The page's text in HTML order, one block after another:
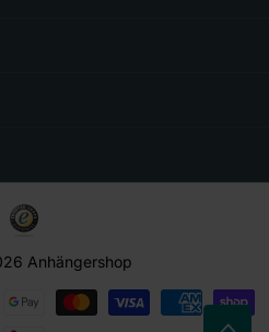
Anhängershop